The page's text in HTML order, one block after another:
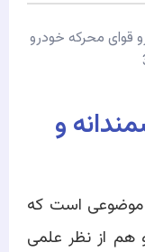
و
موضوعی است که
هم از نظر علمی